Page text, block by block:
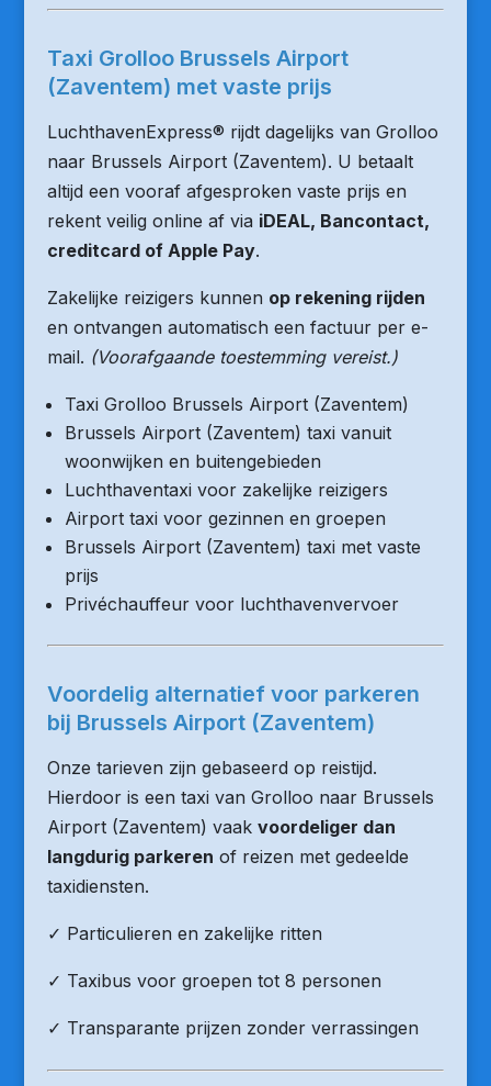
Taxi Grolloo Brussels Airport
(Zaventem) met vaste prijs
LuchthavenExpress® rijdt dagelijks van Grolloo
naar Brussels Airport (Zaventem). U betaalt
altijd een vooraf afgesproken vaste prijs en
rekent veilig online af via iDEAL, Bancontact,
creditcard of Apple Pay.
Zakelijke reizigers kunnen op rekening rijden
en ontvangen automatisch een factuur per e-
mail. (Voorafgaande toestemming vereist.)
Taxi Grolloo Brussels Airport (Zaventem)
Brussels Airport (Zaventem) taxi vanuit
woonwijken en buitengebieden
Luchthaventaxi voor zakelijke reizigers
Airport taxi voor gezinnen en groepen
Brussels Airport (Zaventem) taxi met vaste
prijs
Privéchauffeur voor luchthavenvervoer
Voordelig alternatief voor parkeren
bij Brussels Airport (Zaventem)
Onze tarieven zijn gebaseerd op reistijd.
Hierdoor is een taxi van Grolloo naar Brussels
Airport (Zaventem) vaak voordeliger dan
langdurig parkeren of reizen met gedeelde
taxidiensten.
✓ Particulieren en zakelijke ritten
✓ Taxibus voor groepen tot 8 personen
✓ Transparante prijzen zonder verrassingen